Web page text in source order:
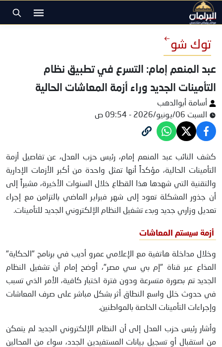
توك شو
عبد المنعم إمام: التسرع في تطبيق نظام
التأمينات الجديد وراء أزمة المعاشات الحالية
أسامة أبوالدهب
السبت 06/يونيو/2026 - 09:54 ص
عبدالمنعم إمام
كشف النائب عبد المنعم إمام، رئيس حزب العدل، عن تفاصيل أزمة
التأمينات الحالية، مؤكداً أنها تمثل واحدة من أكبر الأزمات الإدارية
والتقنية التي شهدها هذا القطاع خلال السنوات الأخيرة، مشيراً إلى
أن جذور المشكلة تعود إلى شهر فبراير الماضي بالتزامن مع إجراء
تعديل وزاري جديد وبدء تشغيل النظام الإلكتروني الجديد للتأمينات.
أزمة سيستم المعاشات
وخلال مداخلة هاتفية مع الإعلامي عمرو أديب في برنامج "الحكاية"
المذاع عبر قناة "إم بي سي مصر"، أوضح إمام أن تشغيل النظام
الجديد تم بصورة متسرعة ودون فترة اختبار كافية، الأمر الذي تسبب
في حدوث خلل واسع النطاق أثر بشكل مباشر على صرف المعاشات
وإجراءات التأمينات الخاصة بالمواطنين.
وأشار رئيس حزب العدل إلى أن النظام الإلكتروني الجديد لم يتمكن
من استقبال أو تسجيل بيانات المستفيدين الجدد، سواء من المحالين